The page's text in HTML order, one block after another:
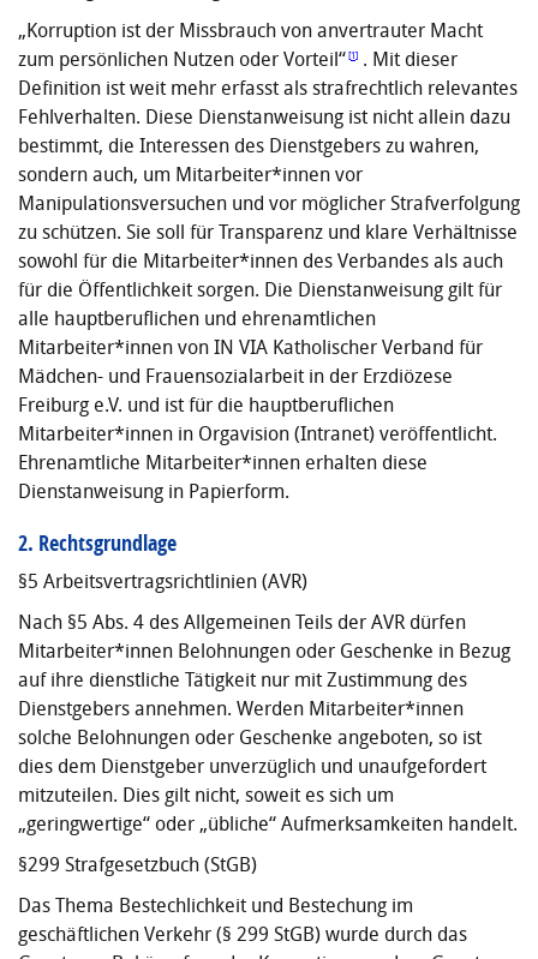
„Korruption ist der Missbrauch von anvertrauter Macht
zum persönlichen Nutzen oder Vorteil“
. Mit dieser
Definition ist weit mehr erfasst als strafrechtlich relevantes
Fehlverhalten. Diese Dienstanwei­sung ist nicht allein dazu
bestimmt, die Interessen des Dienstgebers zu wahren,
sondern auch, um Mitarbeiter*innen vor
Manipulationsversuchen und vor möglicher Strafverfolgung
zu schützen. Sie soll für Transparenz und klare Verhältnisse
sowohl für die Mitarbeiter*innen des Verbandes als auch
für die Öffentlichkeit sorgen. Die Dienstanweisung gilt für
alle hauptberuflichen und ehrenamtlichen
Mitarbeiter*innen von IN VIA Katholischer Verband für
Mädchen- und Frauensozialarbeit in der Erzdiözese
Freiburg e.V. und ist für die hauptberuflichen
Mitarbeiter*innen in Orgavision (Intranet) veröffentlicht.
Ehrenamtliche Mitarbeiter*innen erhalten diese
Dienstanweisung in Papierform.
2. Rechtsgrundlage
§5 Arbeitsvertragsrichtlinien (AVR)
Nach §5 Abs. 4 des Allgemeinen Teils der AVR dürfen
Mitarbeiter*innen Belohnungen oder Ge­schenke in Bezug
auf ihre dienstliche Tätigkeit nur mit Zustimmung des
Dienstgebers annehmen. Werden Mitarbeiter*innen
solche Belohnungen oder Geschenke angeboten, so ist
dies dem Dienstgeber unverzüglich und unaufgefordert
mitzuteilen. Dies gilt nicht, soweit es sich um
„geringwertige“ oder „übliche“ Aufmerksamkeiten handelt.
§299 Strafgesetzbuch (StGB)
Das Thema Bestechlichkeit und Bestechung im
geschäftlichen Verkehr (§ 299 StGB) wurde durch das